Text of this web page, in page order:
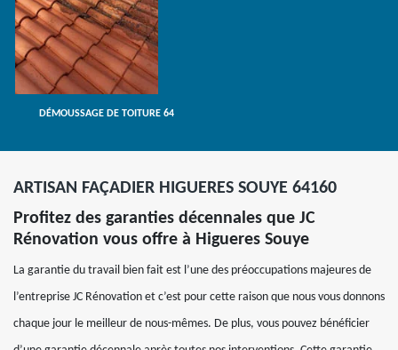
DÉMOUSSAGE DE TOITURE 64
ARTISAN FAÇADIER HIGUERES SOUYE 64160
Profitez des garanties décennales que JC
Rénovation vous offre à Higueres Souye
La garantie du travail bien fait est l’une des préoccupations majeures de
l’entreprise JC Rénovation et c’est pour cette raison que nous vous donnons
chaque jour le meilleur de nous-mêmes. De plus, vous pouvez bénéficier